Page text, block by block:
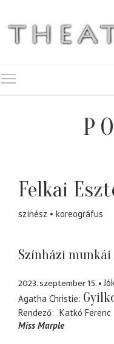
Felkai
színész koreográfus
Színházi
2023. szeptember 15.
Agatha Christie
Rendező
Katkó Ferenc
Miss Marple